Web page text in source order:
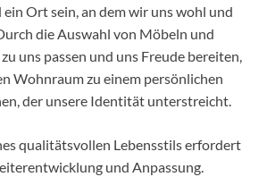
Ort sein, an dem wir uns wohl und
die Auswahl von Möbeln und
uns passen und uns Freude bereiten,
Wohnraum zu einem persönlichen
der unsere Identität unterstreicht.
qualitätsvollen Lebensstils erfordert
und Anpassung.